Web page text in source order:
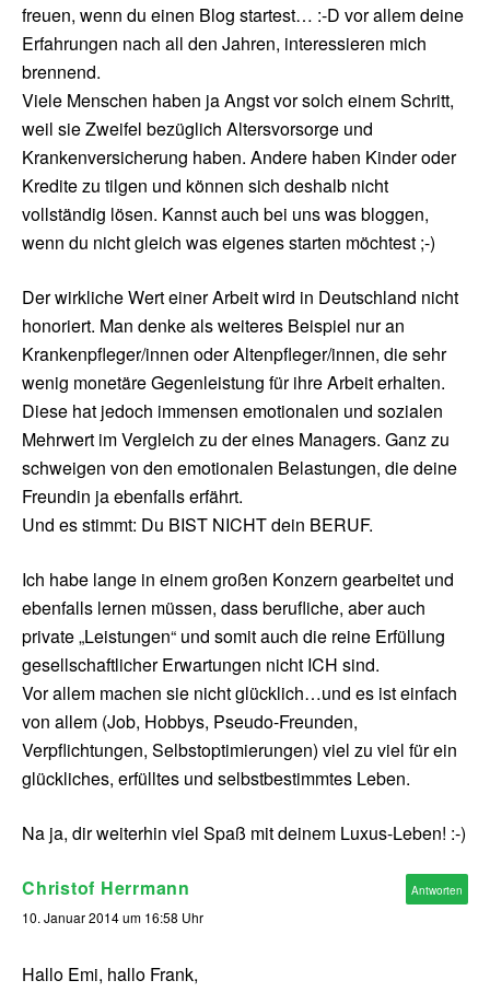
freuen, wenn du einen Blog startest… :-D vor allem deine
Erfahrungen nach all den Jahren, interessieren mich
brennend.
Viele Menschen haben ja Angst vor solch einem Schritt,
weil sie Zweifel bezüglich Altersvorsorge und
Krankenversicherung haben. Andere haben Kinder oder
Kredite zu tilgen und können sich deshalb nicht
vollständig lösen. Kannst auch bei uns was bloggen,
wenn du nicht gleich was eigenes starten möchtest ;-)
Der wirkliche Wert einer Arbeit wird in Deutschland nicht
honoriert. Man denke als weiteres Beispiel nur an
Krankenpfleger/innen oder Altenpfleger/innen, die sehr
wenig monetäre Gegenleistung für ihre Arbeit erhalten.
Diese hat jedoch immensen emotionalen und sozialen
Mehrwert im Vergleich zu der eines Managers. Ganz zu
schweigen von den emotionalen Belastungen, die deine
Freundin ja ebenfalls erfährt.
Und es stimmt: Du BIST NICHT dein BERUF.
Ich habe lange in einem großen Konzern gearbeitet und
ebenfalls lernen müssen, dass berufliche, aber auch
private „Leistungen“ und somit auch die reine Erfüllung
gesellschaftlicher Erwartungen nicht ICH sind.
Vor allem machen sie nicht glücklich…und es ist einfach
von allem (Job, Hobbys, Pseudo-Freunden,
Verpflichtungen, Selbstoptimierungen) viel zu viel für ein
glückliches, erfülltes und selbstbestimmtes Leben.
Na ja, dir weiterhin viel Spaß mit deinem Luxus-Leben! :-)
Christof Herrmann
10. Januar 2014 um 16:58 Uhr
Hallo Emi, hallo Frank,
Antworten